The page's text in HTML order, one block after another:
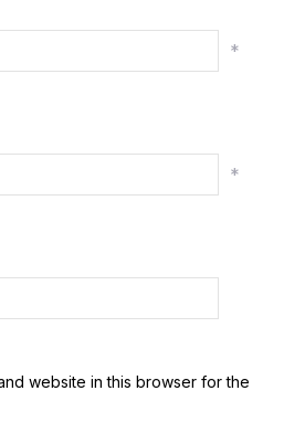
*
*
website in this browser for the